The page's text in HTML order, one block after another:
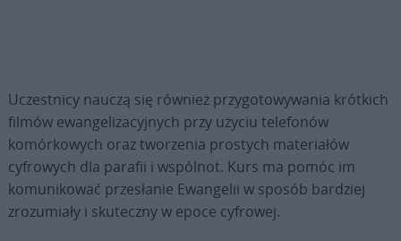
Uczestnicy nauczą się również przygotowywania krótkich
filmów ewangelizacyjnych przy użyciu telefonów
komórkowych oraz tworzenia prostych materiałów
cyfrowych dla parafii i wspólnot. Kurs ma pomóc im
komunikować przesłanie Ewangelii w sposób bardziej
zrozumiały i skuteczny w epoce cyfrowej.